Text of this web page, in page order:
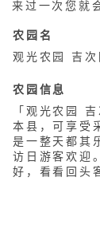
来过一次您就
农园名
观光农园 吉次
农园信息
「观光农园
本县，可享受
是一整天都其
访日游客欢迎
好，看看回头